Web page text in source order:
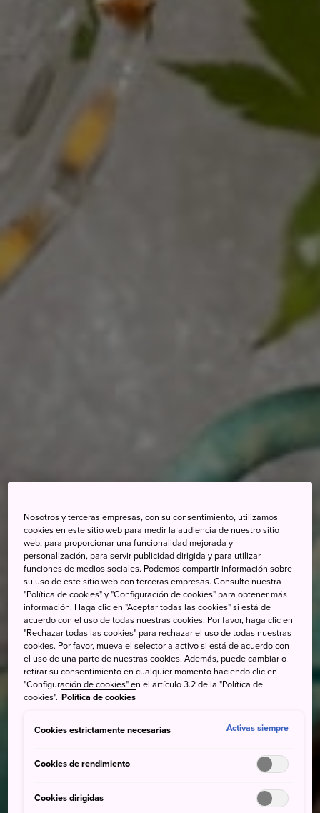
Nosotros y terceras empresas, con su consentimiento, utilizamos
cookies en este sitio web para medir la audiencia de nuestro sitio
web, para proporcionar una funcionalidad mejorada y
personalización, para servir publicidad dirigida y para utilizar
funciones de medios sociales. Podemos compartir información sobre
su uso de este sitio web con terceras empresas. Consulte nuestra
"Política de cookies" y "Configuración de cookies" para obtener más
información. Haga clic en "Aceptar todas las cookies" si está de
acuerdo con el uso de todas nuestras cookies. Por favor, haga clic en
"Rechazar todas las cookies" para rechazar el uso de todas nuestras
cookies. Por favor, mueva el selector a activo si está de acuerdo con
el uso de una parte de nuestras cookies. Además, puede cambiar o
retirar su consentimiento en cualquier momento haciendo clic en
"Configuración de cookies" en el artículo 3.2 de la "Política de
cookies". Política de cookies
Cookies estrictamente necesarias Activas siempre
Cookies de rendimiento
Cookies dirigidas